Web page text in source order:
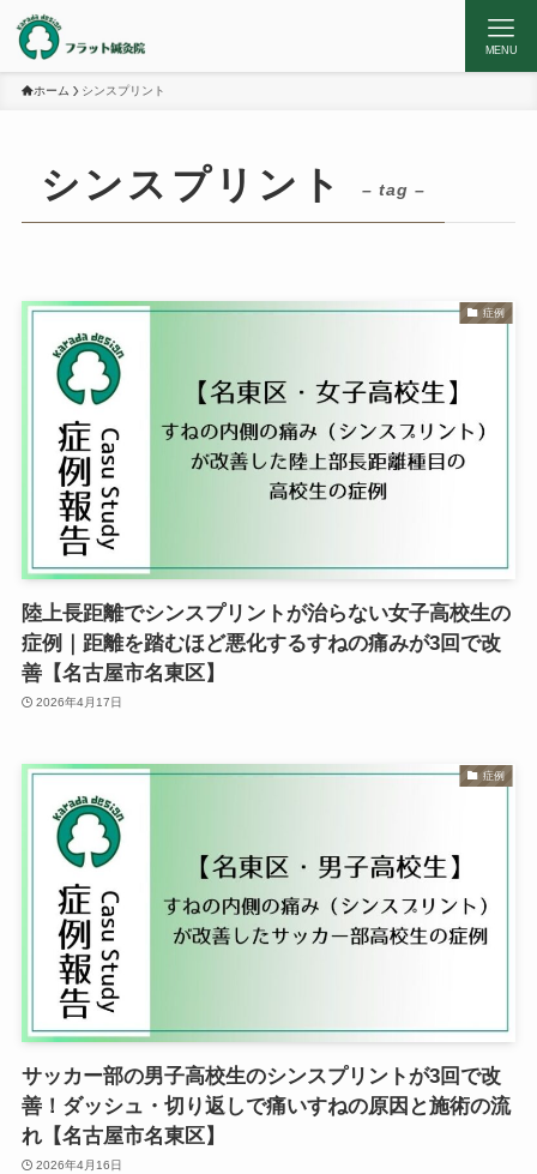
MENU
ホーム シンスプリント
シンスプリント – tag –
症例
陸上長距離でシンスプリントが治らない女子高校生の
症例｜距離を踏むほど悪化するすねの痛みが3回で改
善【名古屋市名東区】
2026年4月17日
症例
サッカー部の男子高校生のシンスプリントが3回で改
善！ダッシュ・切り返しで痛いすねの原因と施術の流
れ【名古屋市名東区】
2026年4月16日